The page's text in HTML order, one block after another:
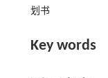
划书
Key words